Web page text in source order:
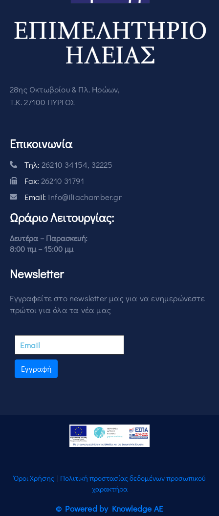
28ης Οκτωβρίου & Πλ. Ηρώων,
Τ.Κ. 27100 ΠΥΡΓΟΣ
Επικοινωνία
Τηλ: 26210 34154, 32225
Fax: 26210 31791
Email: info@iliachamber.gr
Ωράριο Λειτουργίας:
Δευτέρα – Παρασκευή:
8:00 πμ – 15:00 μμ
Newsletter
Εγγραφείτε στο newsletter μας για να ενημερώνεστε
πρώτοι για όλα τα νέα μας
Εγγραφή
Όροι Χρήσης | Πολιτική προστασίας δεδομένων προσωπικού
χαρακτήρα
© Powered by Knowledge AE